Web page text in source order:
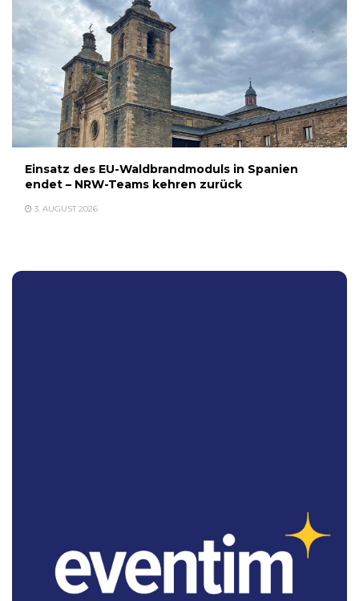
Einsatz des EU-Waldbrandmoduls in Spanien
endet – NRW-Teams kehren zurück
3. AUGUST 2026